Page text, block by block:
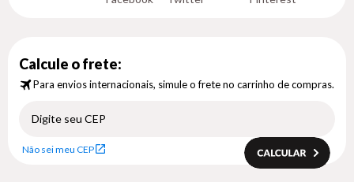
Calcule o frete:
Para envios internacionais, simule o frete no carrinho de compras.
Não sei meu CEP